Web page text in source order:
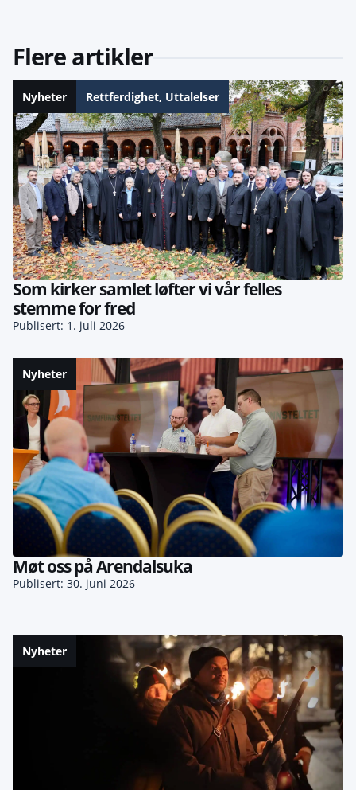
Flere artikler
Nyheter Rettferdighet, Uttalelser
Som kirker samlet løfter vi vår felles
stemme for fred
Publisert: 1. juli 2026
Nyheter
Møt oss på Arendalsuka
Publisert: 30. juni 2026
Nyheter